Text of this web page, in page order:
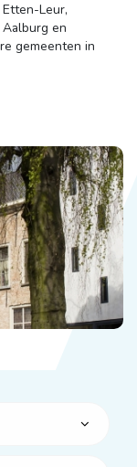
Leur,
en
gemeenten in